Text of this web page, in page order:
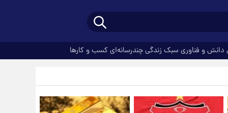
دانش و فناوری سبک زندگیچندرسانه‌ای کسب و کارها